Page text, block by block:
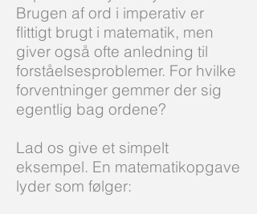
Brugen af ord i imperativ er
flittigt brugt i matematik, men
giver også ofte anledning til
forståelsesproblemer. For hvilke
forventninger gemmer der sig
egentlig bag ordene?
Lad os give et simpelt
eksempel. En matematikopgave
lyder som følger: